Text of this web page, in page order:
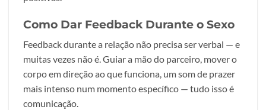
Como Dar Feedback Durante o Sexo
Feedback durante a relação não precisa ser verbal — e
muitas vezes não é. Guiar a mão do parceiro, mover o
corpo em direção ao que funciona, um som de prazer
mais intenso num momento específico — tudo isso é
comunicação.